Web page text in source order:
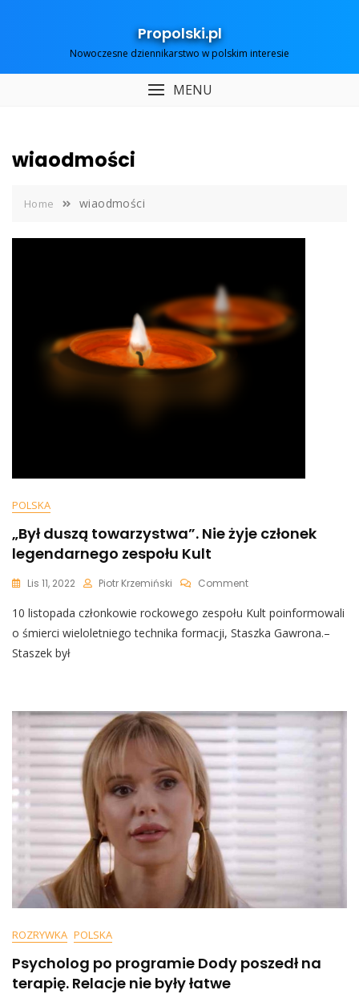
Propolski.pl
Nowoczesne dziennikarstwo w polskim interesie
MENU
wiaodmości
Home wiaodmości
POLSKA
„Był duszą towarzystwa”. Nie żyje członek
legendarnego zespołu Kult
Lis 11, 2022 Piotr Krzemiński CommentOn
Duszą
Towarzystwa”.
Kult
10 listopada członkowie rockowego zespołu Kult poinformowali
o śmierci wieloletniego technika formacji, Staszka Gawrona.–
Staszek był
ROZRYWKA POLSKA
Psycholog po programie Dody poszedł na
terapię. Relacje nie były łatwe